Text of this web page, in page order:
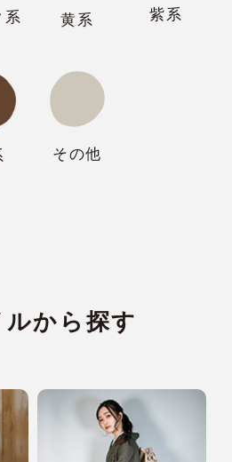
系 黄系 紫系
その他
から探す